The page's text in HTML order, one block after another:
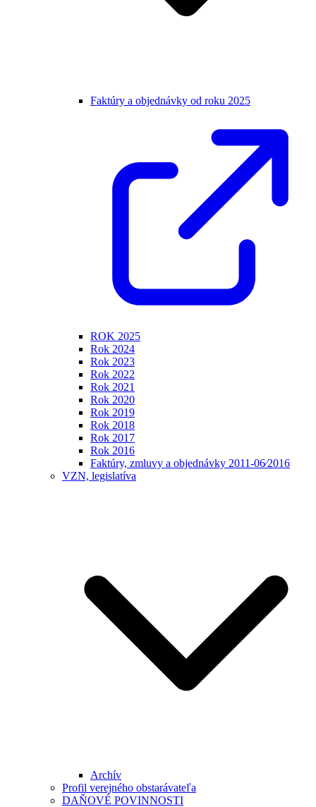
Faktúry a objednávky od roku 2025
ROK 2025
Rok 2024
Rok 2023
Rok 2022
Rok 2021
Rok 2020
Rok 2019
Rok 2018
Rok 2017
Rok 2016
Faktúry, zmluvy a objednávky 2011-06⁄2016
VZN, legislatíva
Archív
Profil verejného obstarávateľa
DAŇOVÉ POVINNOSTI